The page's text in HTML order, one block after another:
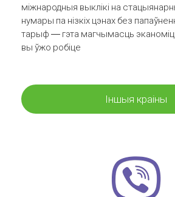
міжнародныя выклікі на
нумары па нізкіх цэнах без
тарыф — гэта магчымасць
вы ўжо робіце
Іншыя краіны